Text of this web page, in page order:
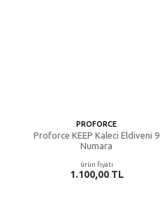
PROFORCE
Proforce KEEP Kaleci Eldiveni 9
Numara
ürün fiyatı
1.100,00 TL